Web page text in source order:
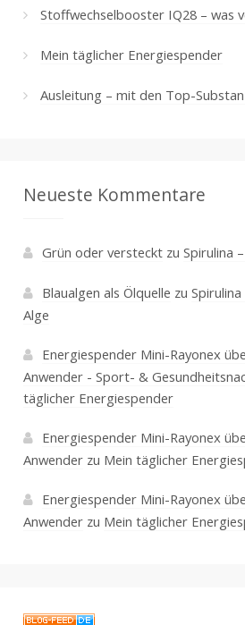
Stoffwechselbooster IQ28 – was
Mein täglicher Energiespender
Ausleitung – mit den Top-
Neueste Kommentare
Grün oder verstecktzu Spirulina
Blaualgen als Ölquelle zu
Alge
Energiespender Mini-Rayonex
Anwender - Sport- &
täglicher Energiespender
Energiespender Mini-Rayonex
Anwenderzu Mein täglicher
Energiespender Mini-Rayonex
Anwenderzu Mein täglicher